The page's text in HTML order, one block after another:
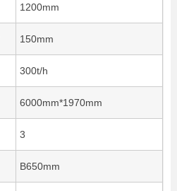
1200mm
150mm
300t/h
6000mm*1970mm
3
B650mm